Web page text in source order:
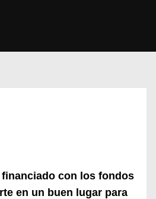
con los fondos
en un buen lugar para